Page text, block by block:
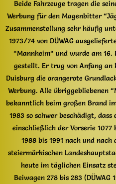
Beide Fahrzeuge tragen die
Werbung für den Magenbitter
Zusammenstellung sehr häufig
1973/74 von DÜWAG
“Mannheim“ und wurde am
gestellt. Er trug von Anfang an
Duisburg die orangerote
Werbung. Alle übriggebliebenen
bekanntlich beim großen Brand
1983 so schwer beschädigt,
einschließlich der Vorserie
1988 bis 1991 nach und
steiermärkischen
heute im täglichen Einsatz
Beiwagen 278 bis 283